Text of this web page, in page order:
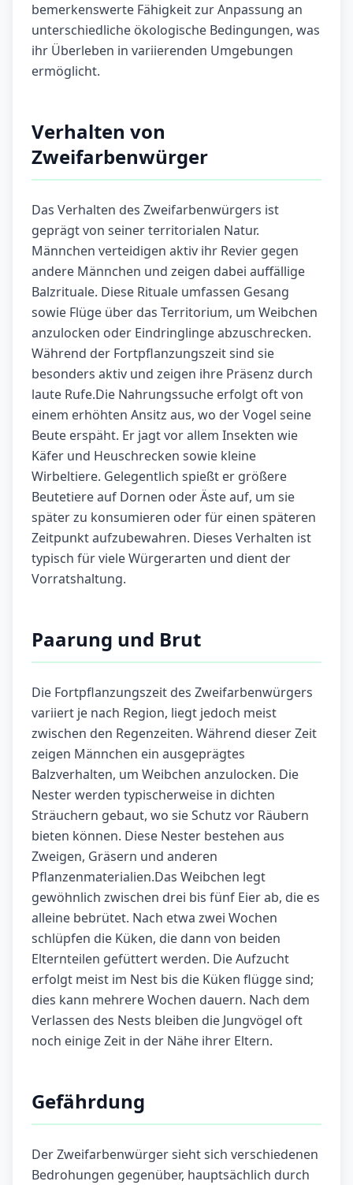
bemerkenswerte Fähigkeit zur Anpassung an
unterschiedliche ökologische Bedingungen, was
ihr Überleben in variierenden Umgebungen
ermöglicht.
Verhalten von
Zweifarbenwürger
Das Verhalten des Zweifarbenwürgers ist
geprägt von seiner territorialen Natur.
Männchen verteidigen aktiv ihr Revier gegen
andere Männchen und zeigen dabei auffällige
Balzrituale. Diese Rituale umfassen Gesang
sowie Flüge über das Territorium, um Weibchen
anzulocken oder Eindringlinge abzuschrecken.
Während der Fortpflanzungszeit sind sie
besonders aktiv und zeigen ihre Präsenz durch
laute Rufe.Die Nahrungssuche erfolgt oft von
einem erhöhten Ansitz aus, wo der Vogel seine
Beute erspäht. Er jagt vor allem Insekten wie
Käfer und Heuschrecken sowie kleine
Wirbeltiere. Gelegentlich spießt er größere
Beutetiere auf Dornen oder Äste auf, um sie
später zu konsumieren oder für einen späteren
Zeitpunkt aufzubewahren. Dieses Verhalten ist
typisch für viele Würgerarten und dient der
Vorratshaltung.
Paarung und Brut
Die Fortpflanzungszeit des Zweifarbenwürgers
variiert je nach Region, liegt jedoch meist
zwischen den Regenzeiten. Während dieser Zeit
zeigen Männchen ein ausgeprägtes
Balzverhalten, um Weibchen anzulocken. Die
Nester werden typischerweise in dichten
Sträuchern gebaut, wo sie Schutz vor Räubern
bieten können. Diese Nester bestehen aus
Zweigen, Gräsern und anderen
Pflanzenmaterialien.Das Weibchen legt
gewöhnlich zwischen drei bis fünf Eier ab, die es
alleine bebrütet. Nach etwa zwei Wochen
schlüpfen die Küken, die dann von beiden
Elternteilen gefüttert werden. Die Aufzucht
erfolgt meist im Nest bis die Küken flügge sind;
dies kann mehrere Wochen dauern. Nach dem
Verlassen des Nests bleiben die Jungvögel oft
noch einige Zeit in der Nähe ihrer Eltern.
Gefährdung
Der Zweifarbenwürger sieht sich verschiedenen
Bedrohungen gegenüber, hauptsächlich durch